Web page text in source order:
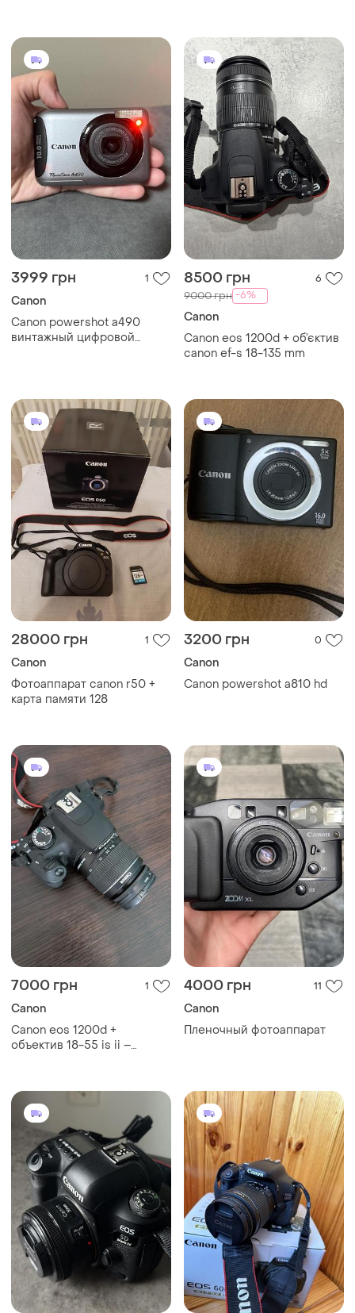
проверить нет заряженных
батареек сроки отправки
уточняйте
3999 грн 1
Canon
Canon powershot a490
винтажный цифровой
8500 грн 6
9000 грн -6%
Canon
Canon eos 1200d + об’єктив
canon ef-s 18-135 mm
28000 грн 1
Canon
Фотоаппарат canon r50 +
карта памяти 128
3200 грн 0
Canon
Canon powershot a810 hd
7000 грн 1
Canon
Canon eos 1200d +
объектив 18-55 is ii –
4000 грн 11
Canon
Пленочный фотоаппарат